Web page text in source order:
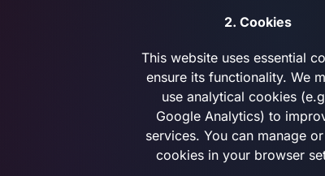
2. Cookies
This website uses essential
ensure its functionality. We
use analytical cookies
Google Analytics) to
services. You can manage
cookies in your browser